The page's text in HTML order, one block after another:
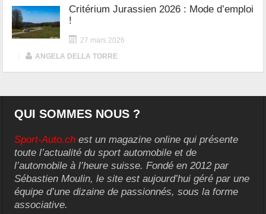
Critérium Jurassien 2026 : Mode d’emploi
!
27 mars 2026
ANGELA DELLA TORRE
QUI SOMMES NOUS ?
Sport-Auto.ch est un magazine online qui présente
toute l’actualité du sport automobile et de
l’automobile à l’heure suisse. Fondé en 2012 par
Sébastien Moulin, le site est aujourd’hui géré par une
équipe d’une dizaine de passionnés, sous la forme
associative.